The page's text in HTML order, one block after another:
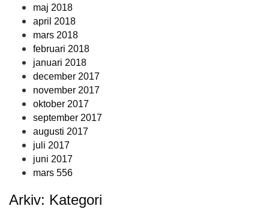
maj 2018
april 2018
mars 2018
februari 2018
januari 2018
december 2017
november 2017
oktober 2017
september 2017
augusti 2017
juli 2017
juni 2017
mars 556
Arkiv: Kategori